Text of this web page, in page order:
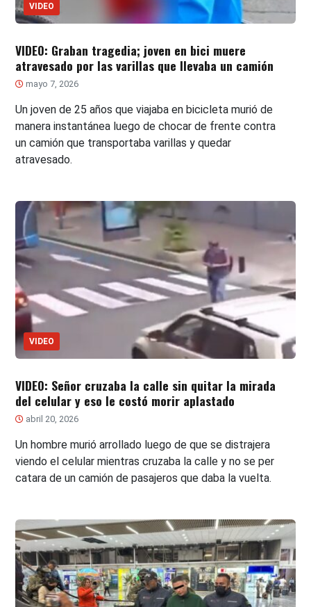
VIDEO
VIDEO: Graban tragedia; joven en bici muere
atravesado por las varillas que llevaba un camión
mayo 7, 2026
Un joven de 25 años que viajaba en bicicleta murió de
manera instantánea luego de chocar de frente contra
un camión que transportaba varillas y quedar
atravesado.
VIDEO
VIDEO: Señor cruzaba la calle sin quitar la mirada
del celular y eso le costó morir aplastado
abril 20, 2026
Un hombre murió arrollado luego de que se distrajera
viendo el celular mientras cruzaba la calle y no se per
catara de un camión de pasajeros que daba la vuelta.